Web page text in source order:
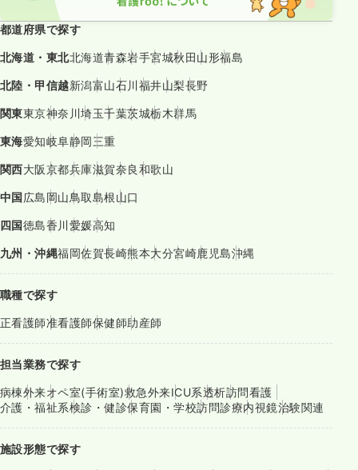
都道府県で探す
北海道・東北北海道青森岩手宮城秋田山形福島
北陸・甲信越新潟富山石川福井山梨長野
関東東京神奈川埼玉千葉茨城栃木群馬
東海愛知岐阜静岡三重
関西大阪京都兵庫滋賀奈良和歌山
中国広島岡山鳥取島根山口
四国徳島香川愛媛高知
九州・沖縄福岡佐賀長崎熊本大分宮崎鹿児島沖縄
職種で探す
正看護師准看護師保健師助産師
担当業務で探す
病棟外来オペ室(手術室)救急外来ICU系透析訪問看護
介護・福祉系検診・健診保育園・学校訪問診療内視鏡治験関連
施設形態で探す